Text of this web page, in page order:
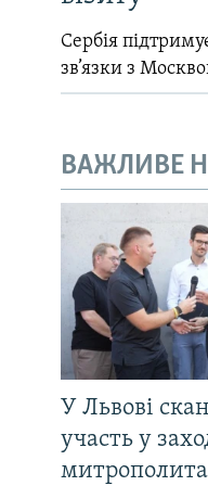
Сербія
зв’язки з
ВАЖЛИВЕ
У Львові
участь у